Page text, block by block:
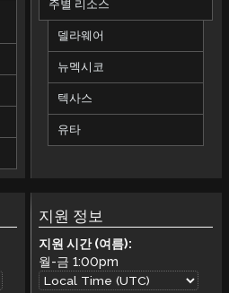
주별 리소스
델라웨어
뉴멕시코
텍사스
유타
지원 정보
지원 시간 (여름):
월-금1:00pm